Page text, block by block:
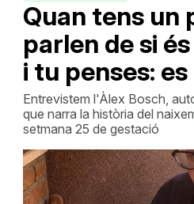
Quan tens un
parlen de si
i tu penses:
Entrevistem l'Àlex Bosch,
que narra la història del
setmana 25 de gestació